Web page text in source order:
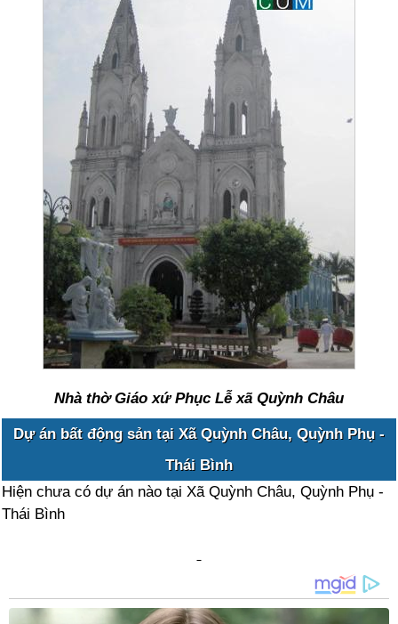
Nhà thờ Giáo xứ Phục Lễ xã Quỳnh Châu
Dự án bất động sản tại Xã Quỳnh Châu, Quỳnh Phụ -
Thái Bình
Hiện chưa có dự án nào tại Xã Quỳnh Châu, Quỳnh Phụ -
Thái Bình